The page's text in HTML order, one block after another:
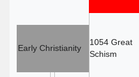
Early Christianity
1054 Great
Schism